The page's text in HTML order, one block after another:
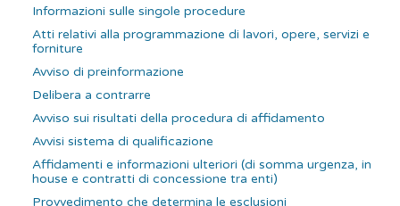
Informazioni sulle singole procedure
Atti relativi alla programmazione di lavori, opere, servizi e
forniture
Avviso di preinformazione
Delibera a contrarre
Avviso sui risultati della procedura di affidamento
Avvisi sistema di qualificazione
Affidamenti e informazioni ulteriori (di somma urgenza, in
house e contratti di concessione tra enti)
Provvedimento che determina le esclusioni